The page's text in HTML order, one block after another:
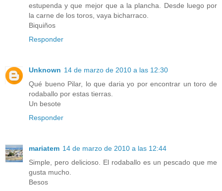
estupenda y que mejor que a la plancha. Desde luego por
la carne de los toros, vaya bicharraco.
Biquiños
Responder
Unknown 14 de marzo de 2010 a las 12:30
Qué bueno Pilar, lo que daria yo por encontrar un toro de
rodaballo por estas tierras.
Un besote
Responder
mariatem 14 de marzo de 2010 a las 12:44
Simple, pero delicioso. El rodaballo es un pescado que me
gusta mucho.
Besos